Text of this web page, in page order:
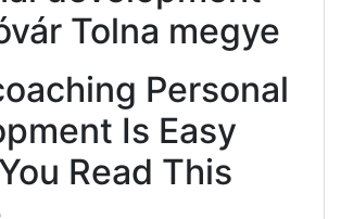
Tolna megye
Personal
Is Easy
Read This